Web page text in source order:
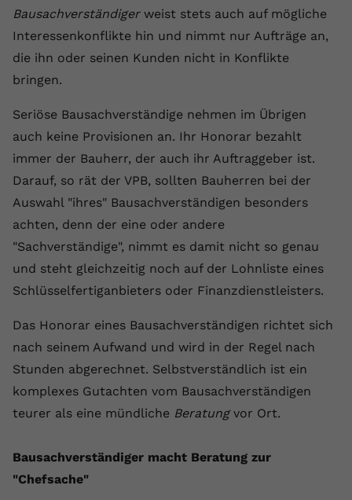
Bausachverständigerweist stets auch auf mögliche
Interessenkonflikte hin und nimmt nur Aufträge an,
die ihn oder seinen Kunden nicht in Konflikte
bringen.
Seriöse Bausachverständige nehmen im Übrigen
auch keine Provisionen an. Ihr Honorar bezahlt
immer der Bauherr, der auch ihr Auftraggeber ist.
Darauf, so rät der VPB, sollten Bauherren bei der
Auswahl "ihres" Bausachverständigen besonders
achten, denn der eine oder andere
"Sachverständige", nimmt es damit nicht so genau
und steht gleichzeitig noch auf der Lohnliste eines
Schlüsselfertiganbieters oder Finanzdienstleisters.
Das Honorar eines Bausachverständigen richtet sich
nach seinem Aufwand und wird in der Regel nach
Stunden abgerechnet. Selbstverständlich ist ein
komplexes Gutachten vom Bausachverständigen
teurer als eine mündliche Beratungvor Ort.
Bausachverständiger macht Beratung zur
"Chefsache"